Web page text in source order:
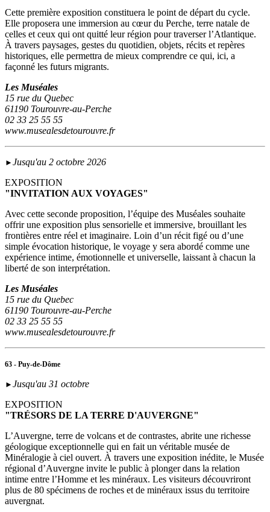
Cette première exposition constituera le point de départ du cycle.
Elle proposera une immersion au cœur du Perche, terre natale de
celles et ceux qui ont quitté leur région pour traverser l’Atlantique.
À travers paysages, gestes du quotidien, objets, récits et repères
historiques, elle permettra de mieux comprendre ce qui, ici, a
façonné les futurs migrants.
Les Muséales
15 rue du Quebec
61190 Tourouvre-au-Perche
02 33 25 55 55
www.musealesdetourouvre.fr
► Jusqu'au 2 octobre 2026
EXPOSITION
"INVITATION AUX VOYAGES"
Avec cette seconde proposition, l’équipe des Muséales souhaite
offrir une exposition plus sensorielle et immersive, brouillant les
frontières entre réel et imaginaire. Loin d’un récit figé ou d’une
simple évocation historique, le voyage y sera abordé comme une
expérience intime, émotionnelle et universelle, laissant à chacun la
liberté de son interprétation.
Les Muséales
15 rue du Quebec
61190 Tourouvre-au-Perche
02 33 25 55 55
www.musealesdetourouvre.fr
63 - Puy-de-Dôme
► Jusqu'au 31 octobre
EXPOSITION
"TRÉSORS DE LA TERRE D'AUVERGNE"
L’Auvergne, terre de volcans et de contrastes, abrite une richesse
géologique exceptionnelle qui en fait un véritable musée de
Minéralogie à ciel ouvert. À travers une exposition inédite, le Musée
régional d’Auvergne invite le public à plonger dans la relation
intime entre l’Homme et les minéraux. Les visiteurs découvriront
plus de 80 spécimens de roches et de minéraux issus du territoire
auvergnat.